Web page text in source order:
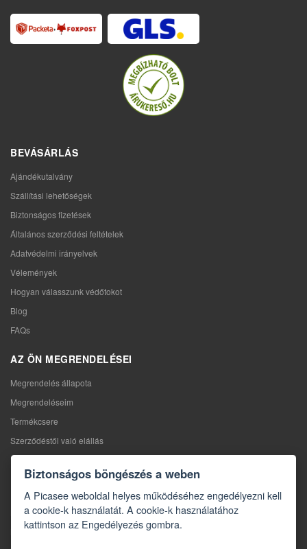
BEVÁSÁRLÁS
Ajándékutalvány
Szállítási lehetőségek
Biztonságos fizetések
Általános szerződési feltételek
Adatvédelmi irányelvek
Vélemények
Hogyan válasszunk védőtokot
Blog
FAQs
AZ ÖN MEGRENDELÉSEI
Megrendelés állapota
Megrendeléseim
Termékcsere
Szerződéstől való elállás
Reklamáció
Kapcsolat
Kapcsolatfelvételi űrlap
Biztonságos böngészés a weben
A Picasee weboldal helyes működéséhez engedélyezni kell
a cookie-k használatát. A cookie-k használatához
kattintson az Engedélyezés gombra.